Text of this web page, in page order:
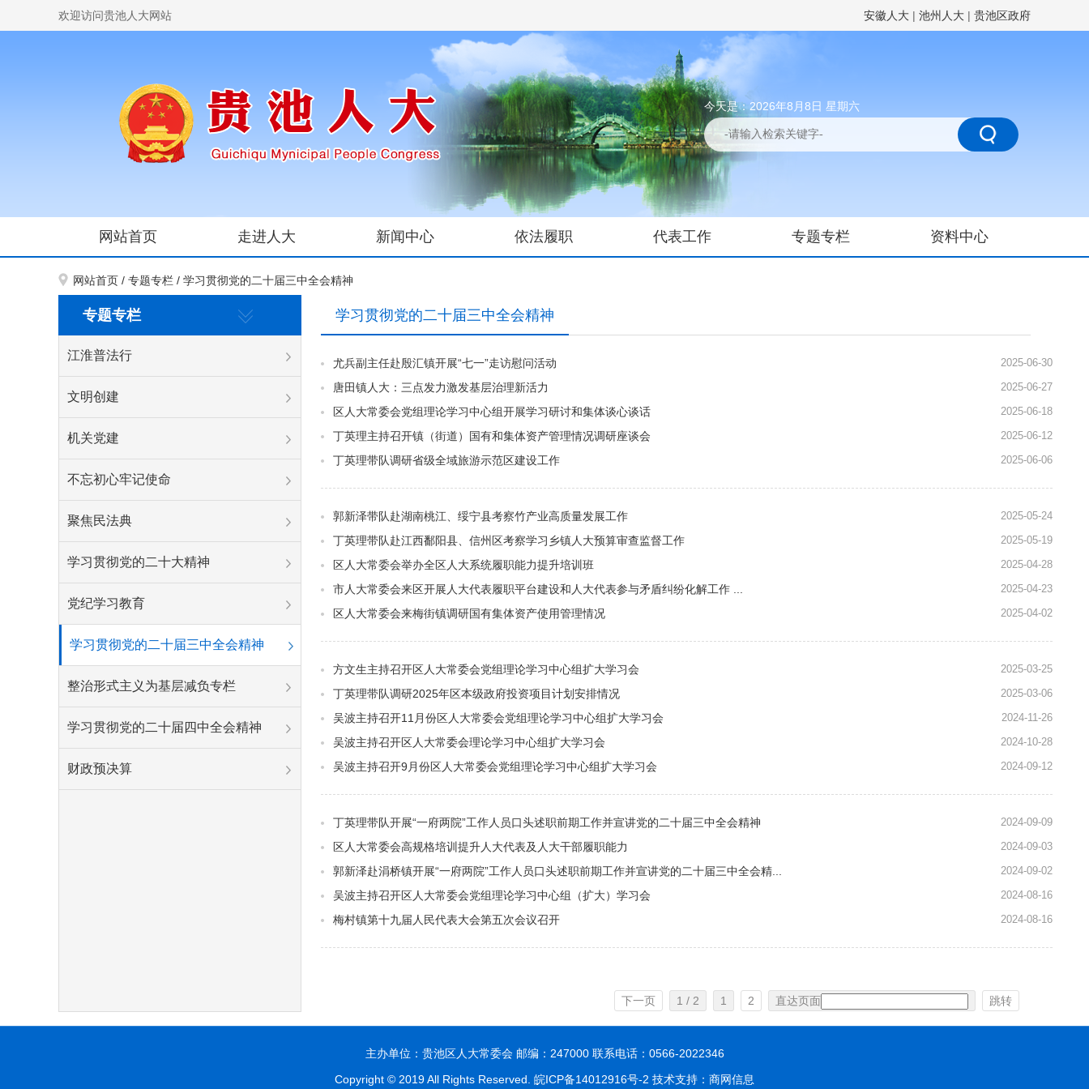
欢迎访问贵池人大网站 安徽人大 | 池州人大 | 贵池区政府
今天是：2026年8月8日 星期六
网站首页 走进人大 新闻中心 依法履职 代表工作 专题专栏 资料中心
网站首页 / 专题专栏 / 学习贯彻党的二十届三中全会精神
专题专栏
江淮普法行
文明创建
机关党建
不忘初心牢记使命
聚焦民法典
学习贯彻党的二十大精神
党纪学习教育
学习贯彻党的二十届三中全会精神
整治形式主义为基层减负专栏
学习贯彻党的二十届四中全会精神
财政预决算
学习贯彻党的二十届三中全会精神
2025-06-30
尤兵副主任赴殷汇镇开展“七一”走访慰问活动
2025-06-27
唐田镇人大：三点发力激发基层治理新活力
2025-06-18
区人大常委会党组理论学习中心组开展学习研讨和集体谈心谈话
2025-06-12
丁英理主持召开镇（街道）国有和集体资产管理情况调研座谈会
2025-06-06
丁英理带队调研省级全域旅游示范区建设工作
2025-05-24
郭新泽带队赴湖南桃江、绥宁县考察竹产业高质量发展工作
2025-05-19
丁英理带队赴江西鄱阳县、信州区考察学习乡镇人大预算审查监督工作
2025-04-28
区人大常委会举办全区人大系统履职能力提升培训班
2025-04-23
市人大常委会来区开展人大代表履职平台建设和人大代表参与矛盾纠纷化解工作 ...
2025-04-02
区人大常委会来梅街镇调研国有集体资产使用管理情况
2025-03-25
方文生主持召开区人大常委会党组理论学习中心组扩大学习会
2025-03-06
丁英理带队调研2025年区本级政府投资项目计划安排情况
2024-11-26
吴波主持召开11月份区人大常委会党组理论学习中心组扩大学习会
2024-10-28
吴波主持召开区人大常委会理论学习中心组扩大学习会
2024-09-12
吴波主持召开9月份区人大常委会党组理论学习中心组扩大学习会
2024-09-09
丁英理带队开展“一府两院”工作人员口头述职前期工作并宣讲党的二十届三中全会精神
2024-09-03
区人大常委会高规格培训提升人大代表及人大干部履职能力
2024-09-02
郭新泽赴涓桥镇开展“一府两院”工作人员口头述职前期工作并宣讲党的二十届三中全会精...
2024-08-16
吴波主持召开区人大常委会党组理论学习中心组（扩大）学习会
2024-08-16
梅村镇第十九届人民代表大会第五次会议召开
下一页 1 / 2 1 2 直达页面 跳转
主办单位：贵池区人大常委会 邮编：247000 联系电话：0566-2022346
Copyright © 2019 All Rights Reserved. 皖ICP备14012916号-2 技术支持：商网信息